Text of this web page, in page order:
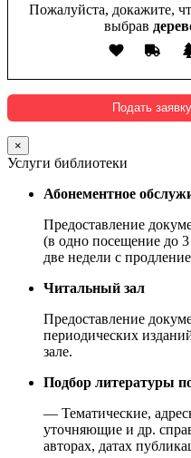
Пожалуйста, докажите,
выбрав
×
Услуги библиотеки
Абонементное
Предоставление
(в одно посещение до
две недели с
Читальный зал
Предоставление
периодических
зале.
Подбор литературы
— Тематические,
уточняющие и др.
авторах, датах